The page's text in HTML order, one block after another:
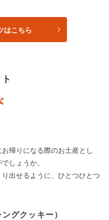
はこちら
帰りになる際のお土産とし
しょうか。
出せるように、ひとつひとつ
グクッキー）